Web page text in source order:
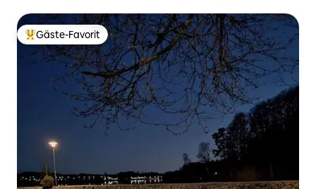
Beliebter Gäste-Favorit.
Gäste-Favorit